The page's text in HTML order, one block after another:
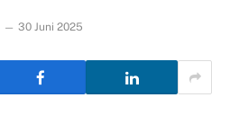
30 Juni 2025